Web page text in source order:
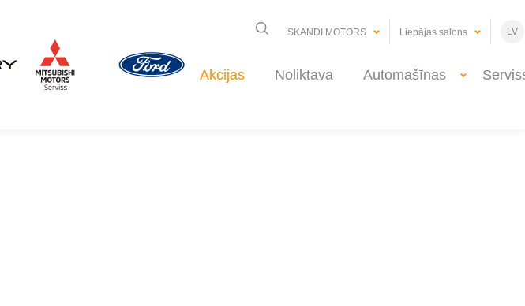
SKANDI MOTORS Liepājas salons LV
Akcijas Noliktava Automašīnas